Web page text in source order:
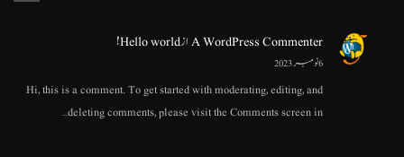
A WordPress CommenterازHello world!
6 نومبر 2023
Hi, this is a comment. To get started with moderating, editing, and
deleting comments, please visit the Comments screen in…